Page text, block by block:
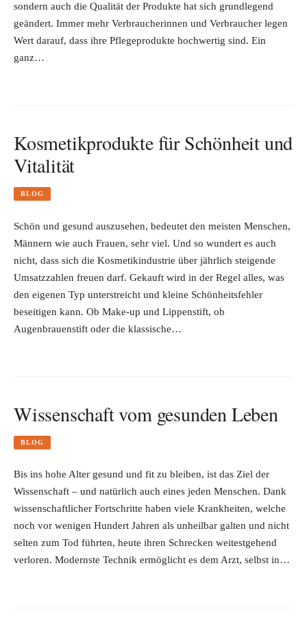
sondern auch die Qualität der Produkte hat sich grundlegend
geändert. Immer mehr Verbraucherinnen und Verbraucher legen
Wert darauf, dass ihre Pflegeprodukte hochwertig sind. Ein
ganz…
Kosmetikprodukte für Schönheit und
Vitalität
BLOG
Schön und gesund auszusehen, bedeutet den meisten Menschen,
Männern wie auch Frauen, sehr viel. Und so wundert es auch
nicht, dass sich die Kosmetikindustrie über jährlich steigende
Umsatzzahlen freuen darf. Gekauft wird in der Regel alles, was
den eigenen Typ unterstreicht und kleine Schönheitsfehler
beseitigen kann. Ob Make-up und Lippenstift, ob
Augenbrauenstift oder die klassische…
Wissenschaft vom gesunden Leben
BLOG
Bis ins hohe Alter gesund und fit zu bleiben, ist das Ziel der
Wissenschaft – und natürlich auch eines jeden Menschen. Dank
wissenschaftlicher Fortschritte haben viele Krankheiten, welche
noch vor wenigen Hundert Jahren als unheilbar galten und nicht
selten zum Tod führten, heute ihren Schrecken weitestgehend
verloren. Modernste Technik ermöglicht es dem Arzt, selbst in…